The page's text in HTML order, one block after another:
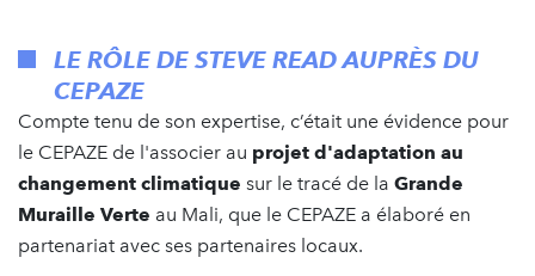
LE RÔLE DE STEVE READ AUPRÈS DU
CEPAZE
Compte tenu de son expertise, c’était une évidence pour
le CEPAZE de l'associer au projet d'adaptation au
changement climatique sur le tracé de la Grande
Muraille Verte au Mali, que le CEPAZE a élaboré en
partenariat avec ses partenaires locaux.